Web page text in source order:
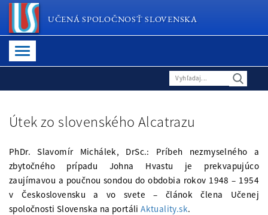
UČENÁ SPOLOČNOSŤ SLOVENSKA
Útek zo slovenského Alcatrazu
PhDr. Slavomír Michálek, DrSc.: Príbeh nezmyselného a
zbytočného prípadu Johna Hvastu je prekvapujúco
zaujímavou a poučnou sondou do obdobia rokov 1948 – 1954
v Československu a vo svete – článok člena Učenej
spoločnosti Slovenska na portáliAktuality.sk.